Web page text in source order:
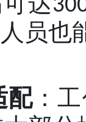
员也
配：